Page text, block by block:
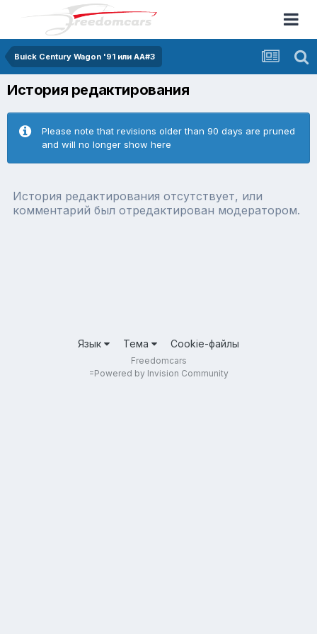
Buick Century Wagon '91 или AA#3
История редактирования
Please note that revisions older than 90 days are pruned
and will no longer show here
История редактирования отсутствует, или
комментарий был отредактирован модератором.
Язык Тема Cookie-файлы
Freedomcars
=Powered by Invision Community